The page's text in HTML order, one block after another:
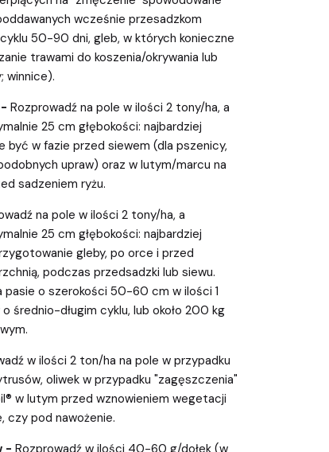
wcześnie przesadzkom
50-90 dni, gleb, w których konieczne
trawami do koszenia/okrywania lub
winnice).
Rozprowadź na pole w ilości 2 tony/ha, a
25 cm głębokości: najbardziej
być w fazie przed siewem (dla pszenicy,
upraw) oraz w lutym/marcu na
sadzeniem ryżu.
na pole w ilości 2 tony/ha, a
25 cm głębokości: najbardziej
gleby, po orce i przed
podczas przedsadzki lub siewu.
pasie o szerokości 50-60 cm w ilości 1
średnio-długim cyklu, lub około 200 kg
w ilości 2 ton/ha na pole w przypadku
oliwek w przypadku "zagęszczenia"
w lutym przed wznowieniem wegetacji
czy pod nawożenie.